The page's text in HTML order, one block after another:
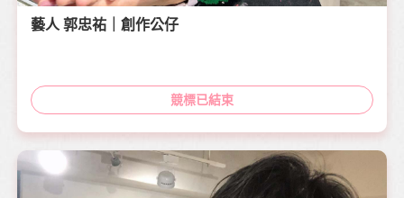
藝人 郭忠祐｜創作公仔
競標已結束